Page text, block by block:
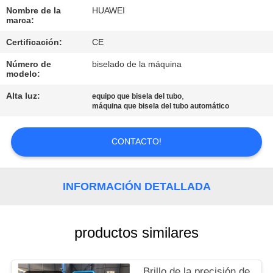
DE
LA
FÁBRICA
CONTROL
DE
CALIDAD
ÉNTRENOS
NOTICIAS
Nombre de la
marca:
HUAWEI
Certificación: CE
Número de
modelo:
biselado de la máquina
Alta luz: equipo que bisela del tubo,
máquina que bisela del tubo automático
CONTACTO!
INFORMACIÓN DETALLADA
productos similares